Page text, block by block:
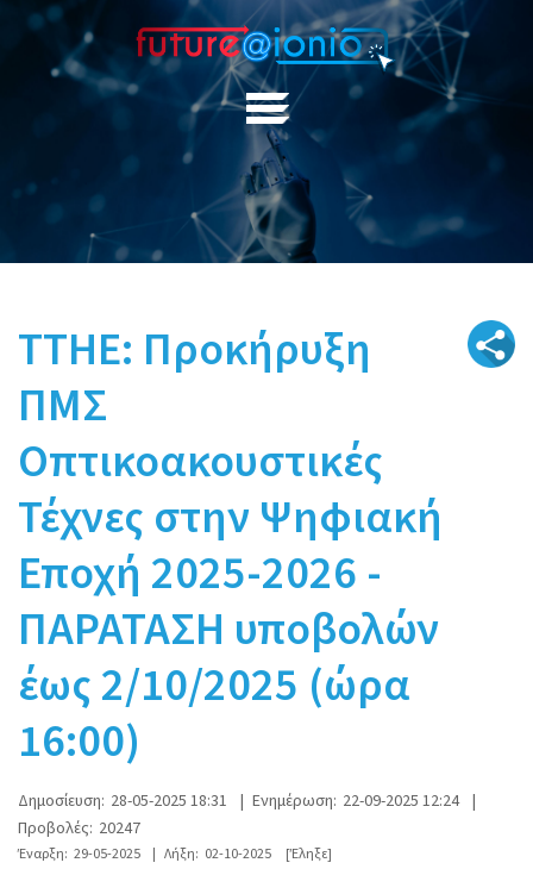
ΤΤΗΕ: Προκήρυξη
ΠΜΣ
Οπτικοακουστικές
Τέχνες στην Ψηφιακή
Εποχή 2025-2026 -
ΠΑΡΑΤΑΣΗ υποβολών
έως 2/10/2025 (ώρα
16:00)
Δημοσίευση: 28-05-2025 18:31 | Ενημέρωση: 22-09-2025 12:24 |
Προβολές: 20247
Έναρξη: 29-05-2025 | Λήξη: 02-10-2025 [Έληξε]